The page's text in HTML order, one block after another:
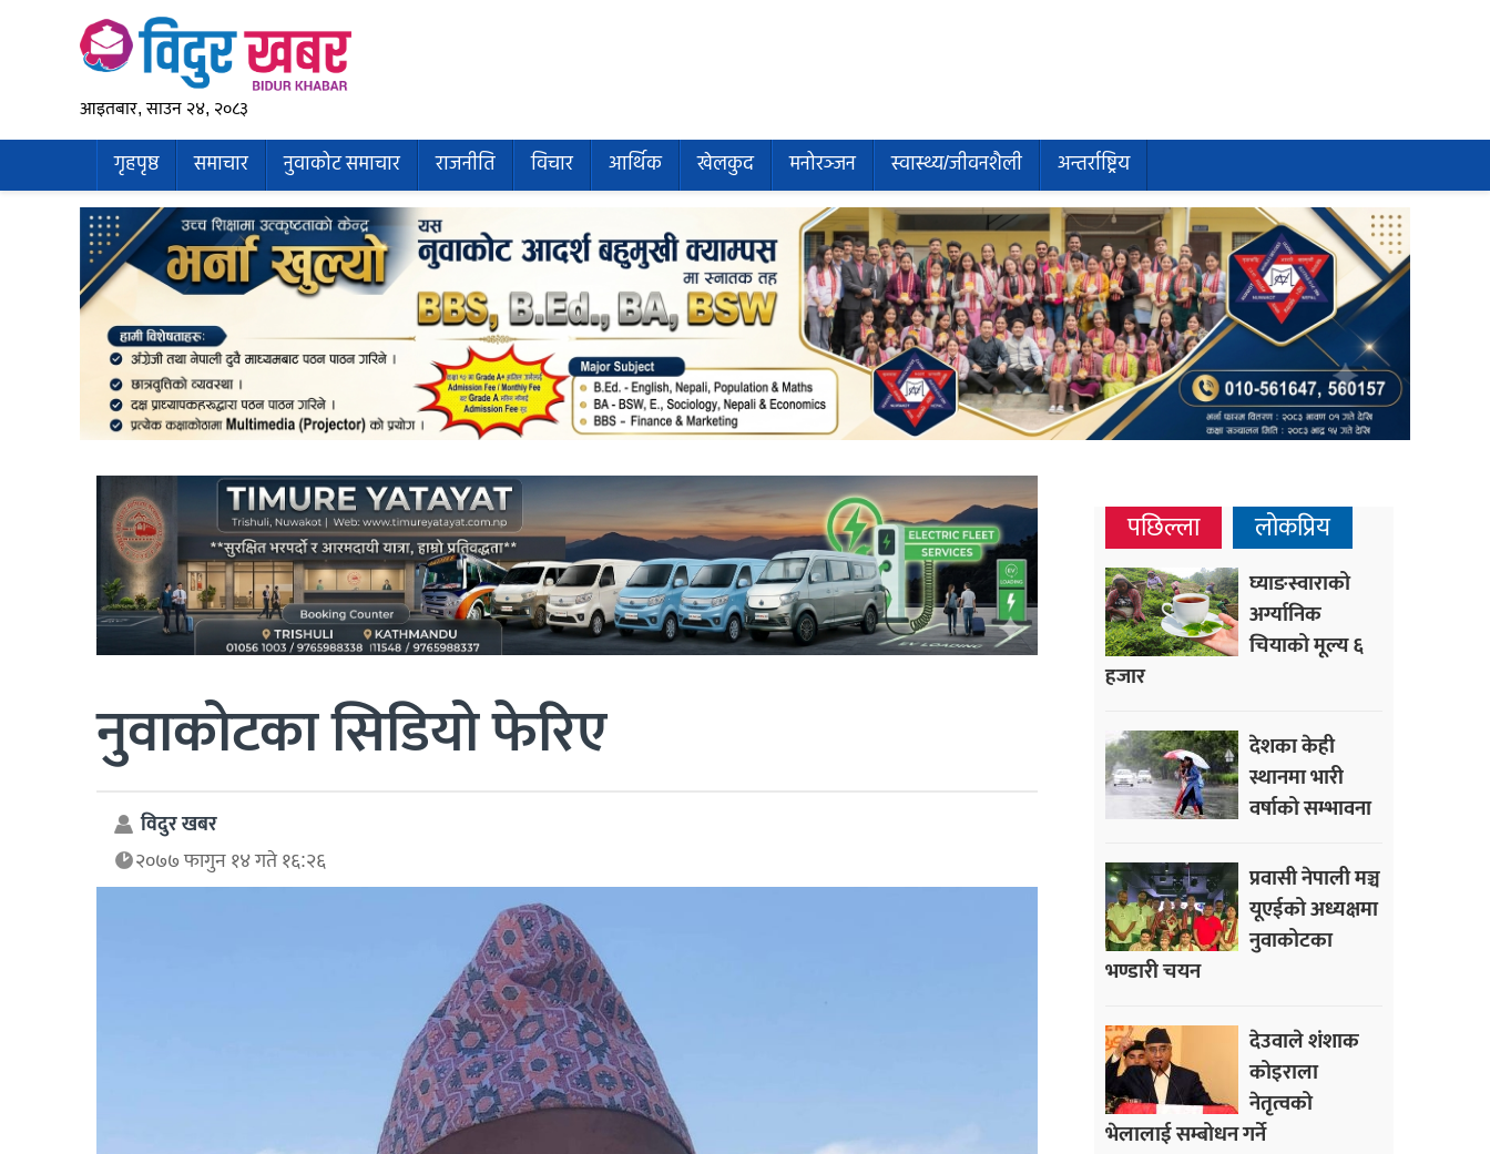
आइतबार, साउन २४, २०८३
गृहपृष्ठ समाचार नुवाकोट समाचार राजनीति विचार आर्थिक खेलकुद मनोरञ्जन स्वास्थ्य/जीवनशैली अन्तर्राष्ट्रिय
नुवाकोटका सिडियो फेरिए
विदुर खबर
२०७७ फागुन १४ गते १६:२६
पछिल्ला लोकप्रिय
घ्याङस्वाराको
अर्ग्यानिक
चियाको मूल्य ६
हजार
देशका केही
स्थानमा भारी
वर्षाको सम्भावना
प्रवासी नेपाली मञ्च
यूएईको अध्यक्षमा
नुवाकोटका
भण्डारी चयन
देउवाले शंशाक
कोइराला
नेतृत्वको
भेलालाई सम्बोधन गर्ने